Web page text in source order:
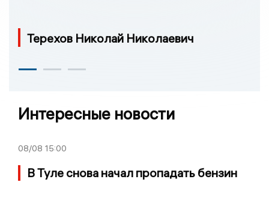
Терехов Николай Николаевич
Интересные новости
08/08 15:00
В Туле снова начал пропадать бензин